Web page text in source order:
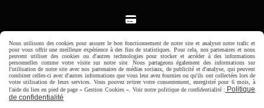

Paiement sécurisé
CB Crédit Agricole
Virement bancaire
Nous utilisons des cookies pour assurer le bon fonctionnement de notre site et analyser notre trafic et
pour vous offrir une meilleure expérience à des fins de statistiques. Pour cela, nos partenaires et nous
peuvent utiliser des cookies ou d'autres technologies pour stocker et accéder à des informations
personnelles comme votre visite sur notre site. Nous partageons également des informations sur
l'utilisation de notre site avec nos partenaires de médias sociaux, de publicité et d'analyse, qui peuvent
combiner celles-ci avec d'autres informations que vous leur avez fournies ou qu'ils ont collectées lors de
votre utilisation de leurs services. Vous pouvez retirer votre consentement, enregistré pour 6 mois, à
l'aide du lien en pied de page « Gestion Cookies ». Voir notre politique de confidentialité : Politique
de confidentialité